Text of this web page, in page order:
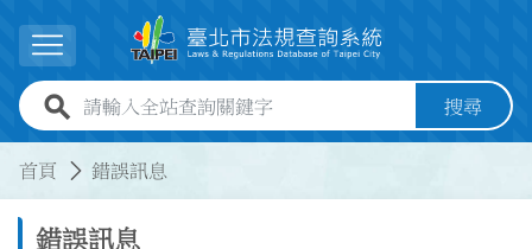
展開選單
全站查詢關鍵字欄位 搜尋
首頁 錯誤訊息
錯誤訊息